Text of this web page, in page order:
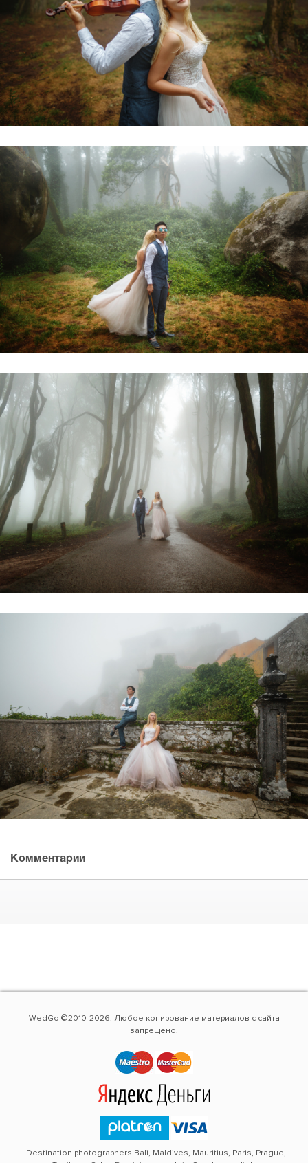
Комментарии
WedGo ©2010-2026. Любое копирование материалов с сайта
запрещено.
Destination photographers Bali, Maldives, Mauritius, Paris, Prague,